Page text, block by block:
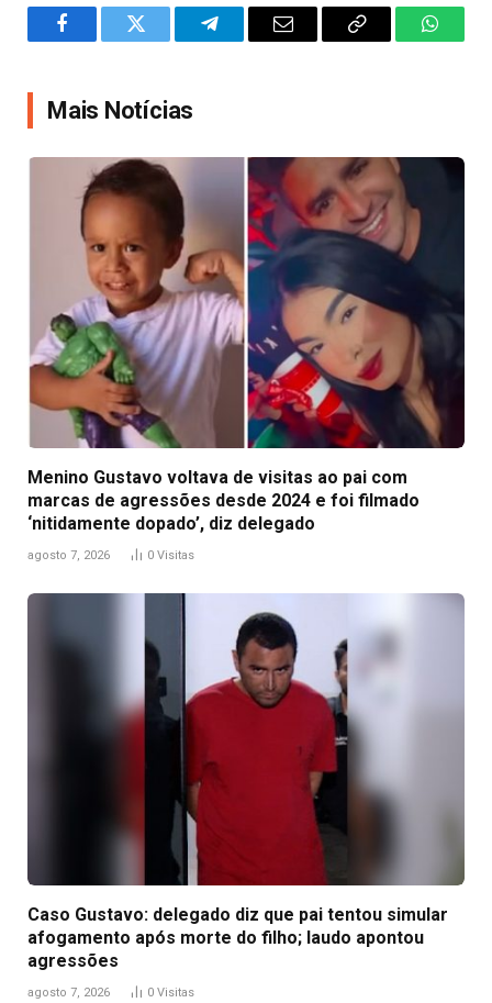
FacebookTwitter TelegramEmail
Copy
Mais Notícias
Menino Gustavo voltava de visitas ao pai com
marcas de agressões desde 2024 e foi filmado
‘nitidamente dopado’, diz delegado
agosto 7, 2026 0 Visitas
Caso Gustavo: delegado diz que pai tentou simular
afogamento após morte do filho; laudo apontou
agressões
agosto 7, 2026 0 Visitas